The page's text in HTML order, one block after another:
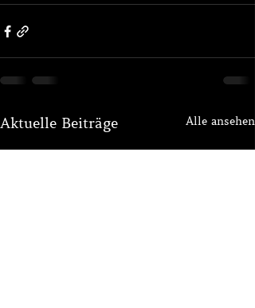
Aktuelle Beiträge Alle ansehen